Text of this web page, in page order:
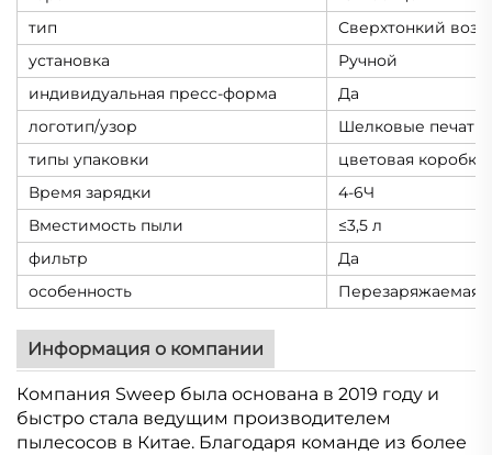
тип
Сверхтонкий
установка
Ручной
индивидуальная пресс-форма
Да
логотип/узор
Шелковые
типы упаковки
цветовая коробка
Время зарядки
4-6Ч
Вместимость пыли
≤3,5 л
фильтр
Да
особенность
Перезаряжаемая
Информация о компании
Компания Sweep была основана в 2019 году и
быстро стала ведущим производителем
пылесосов в Китае. Благодаря команде из более